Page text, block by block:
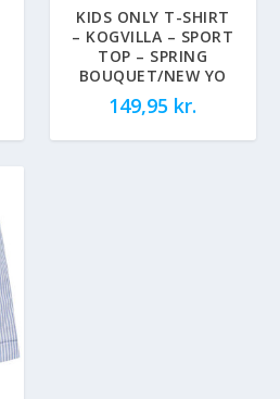
KIDS ONLY T-SHIRT
– KOGVILLA – SPORT
TOP – SPRING
BOUQUET/NEW YO
149,95 kr.